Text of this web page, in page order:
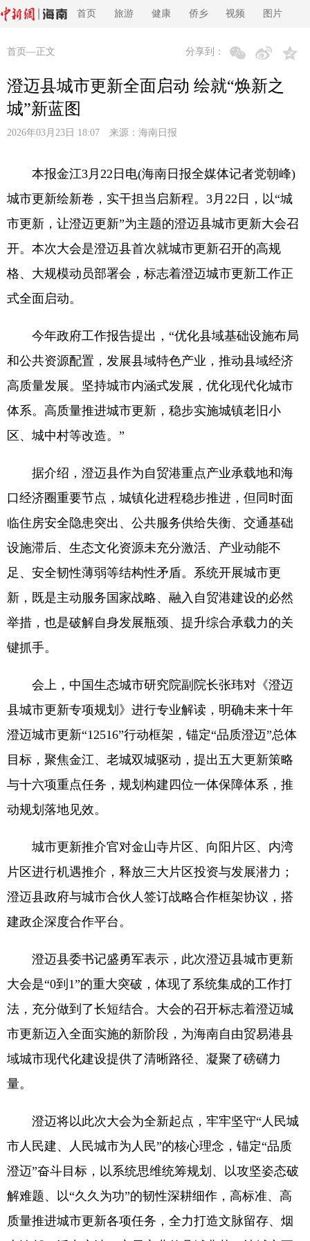
首页 旅游 健康 侨乡 视频 图片
首页 —正文 分享到：
澄迈县城市更新全面启动 绘就“焕新之
城”新蓝图
2026年03月23日 18:07 来源： 海南日报
本报金江3月22日电(海南日报全媒体记者党朝峰)
城市更新绘新卷，实干担当启新程。3月22日，以“城
市更新，让澄迈更新”为主题的澄迈县城市更新大会召
开。本次大会是澄迈县首次就城市更新召开的高规
格、大规模动员部署会，标志着澄迈城市更新工作正
式全面启动。
今年政府工作报告提出，“优化县域基础设施布局
和公共资源配置，发展县域特色产业，推动县域经济
高质量发展。坚持城市内涵式发展，优化现代化城市
体系。高质量推进城市更新，稳步实施城镇老旧小
区、城中村等改造。”
据介绍，澄迈县作为自贸港重点产业承载地和海
口经济圈重要节点，城镇化进程稳步推进，但同时面
临住房安全隐患突出、公共服务供给失衡、交通基础
设施滞后、生态文化资源未充分激活、产业动能不
足、安全韧性薄弱等结构性矛盾。系统开展城市更
新，既是主动服务国家战略、融入自贸港建设的必然
举措，也是破解自身发展瓶颈、提升综合承载力的关
键抓手。
会上，中国生态城市研究院副院长张玮对《澄迈
县城市更新专项规划》进行专业解读，明确未来十年
澄迈城市更新“12516”行动框架，锚定“品质澄迈”总体
目标，聚焦金江、老城双城驱动，提出五大更新策略
与十六项重点任务，规划构建四位一体保障体系，推
动规划落地见效。
城市更新推介官对金山寺片区、向阳片区、内湾
片区进行机遇推介，释放三大片区投资与发展潜力；
澄迈县政府与城市合伙人签订战略合作框架协议，搭
建政企深度合作平台。
澄迈县委书记盛勇军表示，此次澄迈县城市更新
大会是“0到1”的重大突破，体现了系统集成的工作打
法，充分做到了长短结合。大会的召开标志着澄迈城
市更新迈入全面实施的新阶段，为海南自由贸易港县
域城市现代化建设提供了清晰路径、凝聚了磅礴力
量。
澄迈将以此次大会为全新起点，牢牢坚守“人民城
市人民建、人民城市为人民”的核心理念，锚定“品质
澄迈”奋斗目标，以系统思维统筹规划、以攻坚姿态破
解难题、以“久久为功”的韧性深耕细作，高标准、高
质量推进城市更新各项任务，全力打造文脉留存、烟